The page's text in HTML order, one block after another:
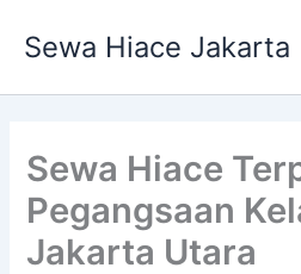
Sewa Hiace Jakarta
Sewa Hiace
Pegangsaan
Jakarta Utara